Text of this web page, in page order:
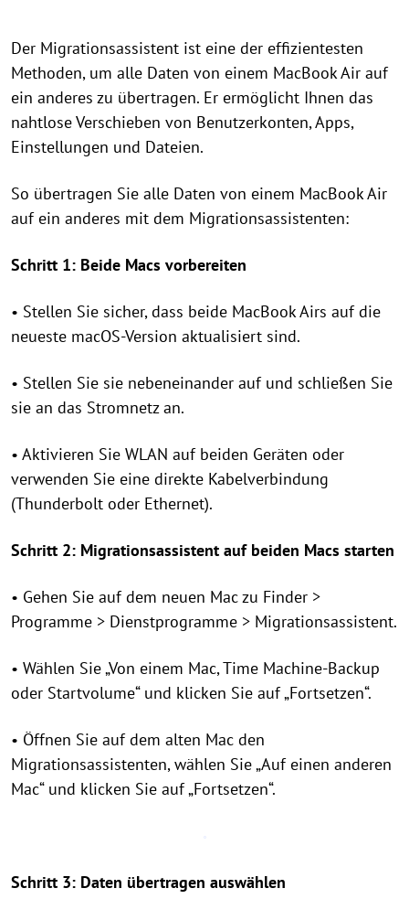
Der Migrationsassistent ist eine der effizientesten
Methoden, um alle Daten von einem MacBook Air auf
ein anderes zu übertragen. Er ermöglicht Ihnen das
nahtlose Verschieben von Benutzerkonten, Apps,
Einstellungen und Dateien.
So übertragen Sie alle Daten von einem MacBook Air
auf ein anderes mit dem Migrationsassistenten:
Schritt 1: Beide Macs vorbereiten
• Stellen Sie sicher, dass beide MacBook Airs auf die
neueste macOS-Version aktualisiert sind.
• Stellen Sie sie nebeneinander auf und schließen Sie
sie an das Stromnetz an.
• Aktivieren Sie WLAN auf beiden Geräten oder
verwenden Sie eine direkte Kabelverbindung
(Thunderbolt oder Ethernet).
Schritt 2: Migrationsassistent auf beiden Macs starten
• Gehen Sie auf dem neuen Mac zu Finder >
Programme > Dienstprogramme > Migrationsassistent.
• Wählen Sie „Von einem Mac, Time Machine-Backup
oder Startvolume“ und klicken Sie auf „Fortsetzen“.
• Öffnen Sie auf dem alten Mac den
Migrationsassistenten, wählen Sie „Auf einen anderen
Mac“ und klicken Sie auf „Fortsetzen“.
Schritt 3: Daten übertragen auswählen